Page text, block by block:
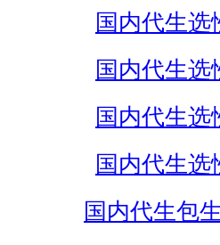
国内代生选
国内代生选
国内代生选
国内代生选
国内代生包